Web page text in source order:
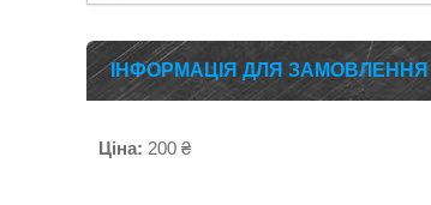
ІНФОРМАЦІЯ ДЛЯ ЗАМОВЛЕННЯ
Ціна: 200 ₴